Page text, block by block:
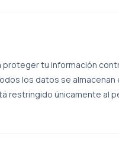
tu información
los datos se
restringido únicamente al